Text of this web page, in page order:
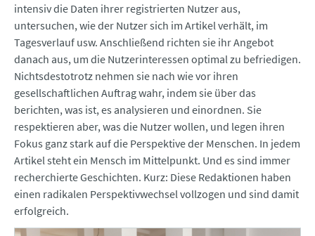
intensiv die Daten ihrer registrierten Nutzer aus,
untersuchen, wie der Nutzer sich im Artikel verhält, im
Tagesverlauf usw. Anschließend richten sie ihr Angebot
danach aus, um die Nutzerinteressen optimal zu befriedigen.
Nichtsdestotrotz nehmen sie nach wie vor ihren
gesellschaftlichen Auftrag wahr, indem sie über das
berichten, was ist, es analysieren und einordnen. Sie
respektieren aber, was die Nutzer wollen, und legen ihren
Fokus ganz stark auf die Perspektive der Menschen. In jedem
Artikel steht ein Mensch im Mittelpunkt. Und es sind immer
recherchierte Geschichten. Kurz: Diese Redaktionen haben
einen radikalen Perspektivwechsel vollzogen und sind damit
erfolgreich.